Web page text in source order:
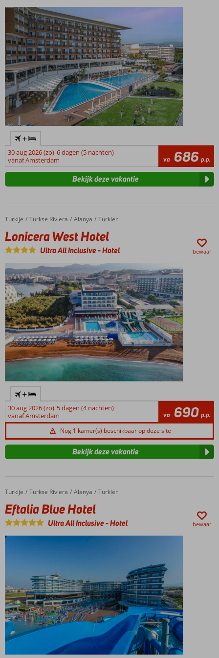
+
30 aug 2026 (zo) 6 dagen (5 nachten)
vanaf Amsterdam
va 686 p.p.
Bekijk deze vakantie
Home
Turkije Turkse Riviera Alanya Turkler
Lonicera West Hotel
Lonicera West Hotel
Ultra All Inclusive-Hotel bewaar
+
30 aug 2026 (zo) 5 dagen (4 nachten)
vanaf Amsterdam
va 690 p.p.
Nog 1 kamer(s) beschikbaar op deze site
Bekijk deze vakantie
Home
Turkije Turkse Riviera Alanya Turkler
Eftalia Blue Hotel
Eftalia Blue Hotel
Ultra All Inclusive-Hotel bewaar